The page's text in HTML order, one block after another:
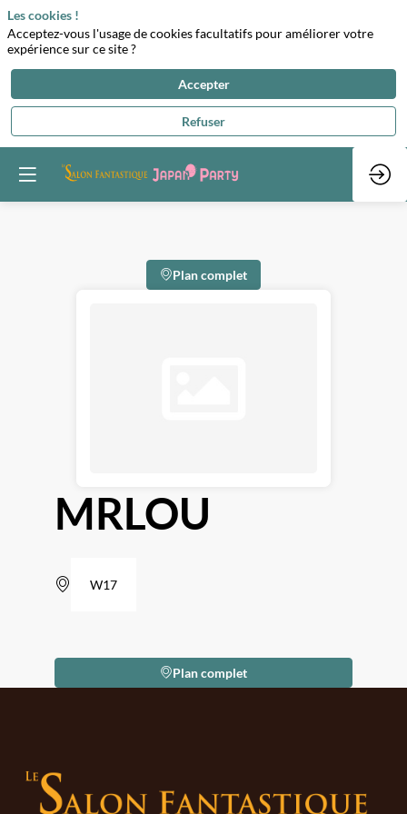
Plan complet
MRLOU
W17
Plan complet
Les cookies !
Acceptez-vous l'usage de cookies facultatifs pour améliorer votre
expérience sur ce site ?
Accepter
Refuser